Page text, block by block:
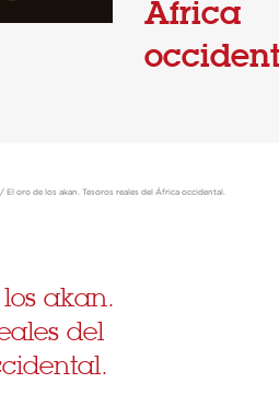
África
/ El oro de los akan. Tesoros reales del África occidental.
akan.
del